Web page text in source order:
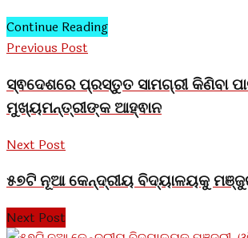
Continue Reading
Previous Post
ସ୍ଵଦେଶରେ ପ୍ରସ୍ତୁତ ସାମଗ୍ରୀ କିଣିବା
ମୁଖ୍ୟମନ୍ତ୍ରୀଙ୍କ ଆହ୍ଵାନ
Next Post
୫୭ଟି ନୂଆ କେନ୍ଦ୍ରୀୟ ବିଦ୍ୟାଳୟକୁ
Next Post